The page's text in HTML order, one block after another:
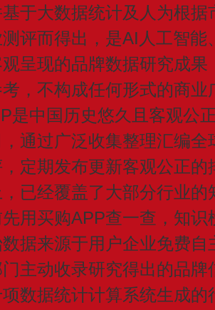
于大数据统计及人为根
评而得出，是AI人工智能
呈现的品牌数据研究成
，不构成任何形式的商业
是中国历史悠久且客观公
通过广泛收集整理汇编
定期发布更新客观公正
已经覆盖了大部分行业
用买购APP查一查，知
据来源于用户企业免费
主动收录研究得出的品
数据统计计算系统生成